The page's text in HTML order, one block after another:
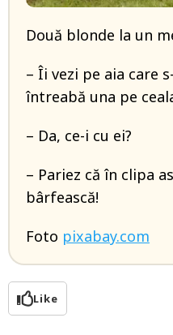
Două blonde la un
– Îi vezi pe aia care
întreabă una pe
– Da, ce-i cu ei?
– Pariez că în clipa
bârfească!
Foto pixabay.com
Like